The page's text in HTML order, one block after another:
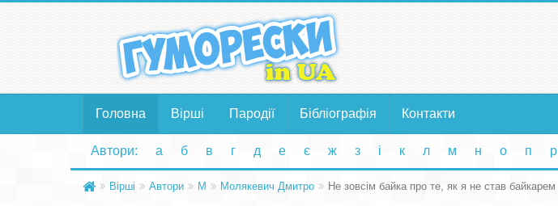
Головна Вірші Пародії Бібліографія Контакти
Автори: а б в г д е є ж з і к л м н о п р
Вірші Автори М Молякевич Дмитро Не зовсім байка про те, як я не став байкарем